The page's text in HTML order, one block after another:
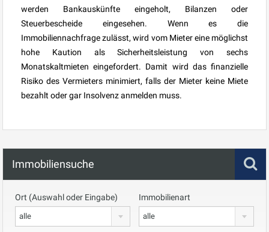
werden Bankauskünfte eingeholt, Bilanzen oder
Steuerbescheide eingesehen. Wenn es die
Immobiliennachfrage zulässt, wird vom Mieter eine möglichst
hohe Kaution als Sicherheitsleistung von sechs
Monatskaltmieten eingefordert. Damit wird das finanzielle
Risiko des Vermieters minimiert, falls der Mieter keine Miete
bezahlt oder gar Insolvenz anmelden muss.
Immobiliensuche
Ort (Auswahl oder Eingabe)
alle
Immobilienart
alle